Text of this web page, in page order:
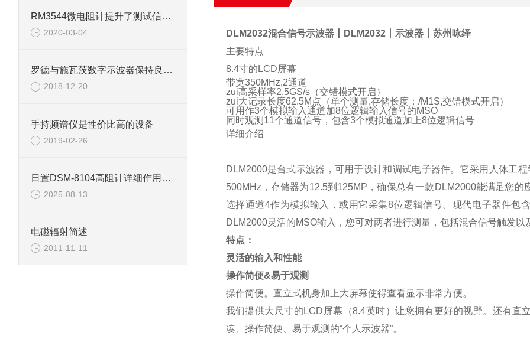
RM3544微电阻计提升了测试信息的完整度
2020-03-04
罗德与施瓦茨数字示波器保持良好的市场竞争力
2018-12-20
手持频谱仪是性价比高的设备
2019-02-26
日置DSM-8104高阻计详细作用有哪些？
2025-08-13
电磁辐射简述
2011-11-11
DLM2032混合信号示波器丨DLM2032丨示波器丨 苏州咏绎
主要特点
8.4寸的 LCD屏幕
带宽350MHz,2通道
zui高采样率2.5GS/s（交错模式开启）
zui大记录长度62.5M 点 （单个测量,存储长度： /M1S,交错模式开启）
可用作3个模拟输入通道加8位逻辑输入信号的MSO
同时观测 11个通道信号，包含3个模拟通道加上8位逻辑信号
详细介绍
DLM2000是台式示波器，可用于设计和调试电子器件。它采用人体工
500MHz，存储器为12.5到125MP，确保总有一款DLM2000能满足您的
选择通道4作为模拟输入，或用它采集8位逻辑信号。现代电子器件包
DLM2000灵活的MSO输入，您可对两者进行测量，包括混合信号触发以
特点：
灵活的输入和性能
操作简便&易于观测
操作简便。直立式机身加上大屏幕使得查看显示非常方便。
我们提供大尺寸的LCD屏幕（8.4英吋）让您拥有更好的视野。还有直
凑、操作简便、易于观测的“个人示波器”。